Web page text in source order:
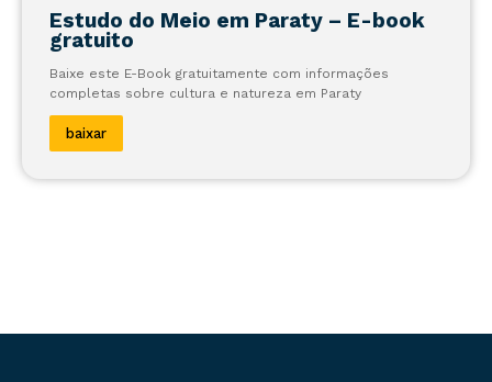
Estudo do Meio em Paraty – E-book
gratuito
Baixe este E-Book gratuitamente com informações
completas sobre cultura e natureza em Paraty
baixar